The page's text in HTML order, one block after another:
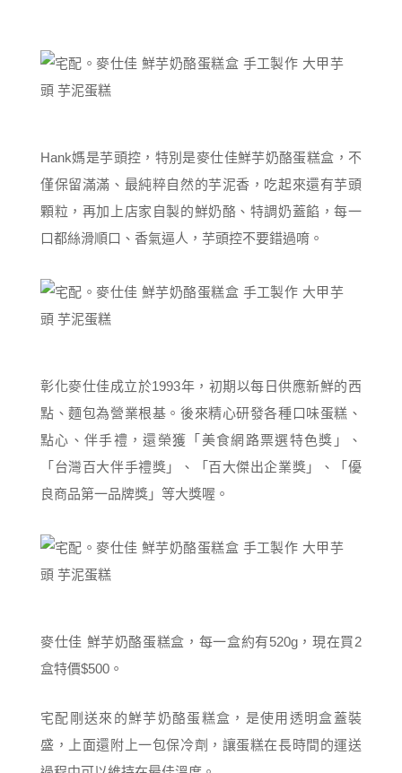
Hank媽是芋頭控，特別是麥仕佳鮮芋奶酪蛋糕盒，不
僅保留滿滿、最純粹自然的芋泥香，吃起來還有芋頭
顆粒，再加上店家自製的鮮奶酪、特調奶蓋餡，每一
口都絲滑順口、香氣逼人，芋頭控不要錯過唷。
彰化麥仕佳成立於1993年，初期以每日供應新鮮的西
點、麵包為營業根基。後來精心研發各種口味蛋糕、
點心、伴手禮，還榮獲「美食網路票選特色獎」、
「台灣百大伴手禮獎」、「百大傑出企業獎」、「優
良商品第一品牌獎」等大獎喔。
麥仕佳 鮮芋奶酪蛋糕盒，每一盒約有520g，現在買2
盒特價$500。
宅配剛送來的鮮芋奶酪蛋糕盒，是使用透明盒蓋裝
盛，上面還附上一包保冷劑，讓蛋糕在長時間的運送